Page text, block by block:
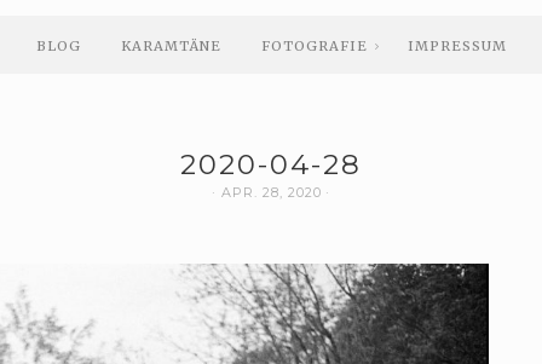
BLOG KARAMTÄNE FOTOGRAFIE IMPRESSUM
2020-04-28
APR. 28, 2020